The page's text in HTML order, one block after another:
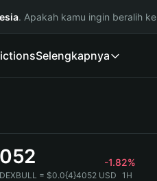
. Apakah kamu ingin beralih ke
Selengkapnya
-1.82%
= $0.0{4}4052 USD 1H